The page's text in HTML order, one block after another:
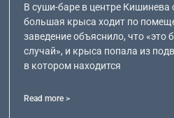
В суши-баре в центре Кишинева
большая крыса ходит по
заведение объяснило, что «это
случай», и крыса попала из
в котором находится
Read more >